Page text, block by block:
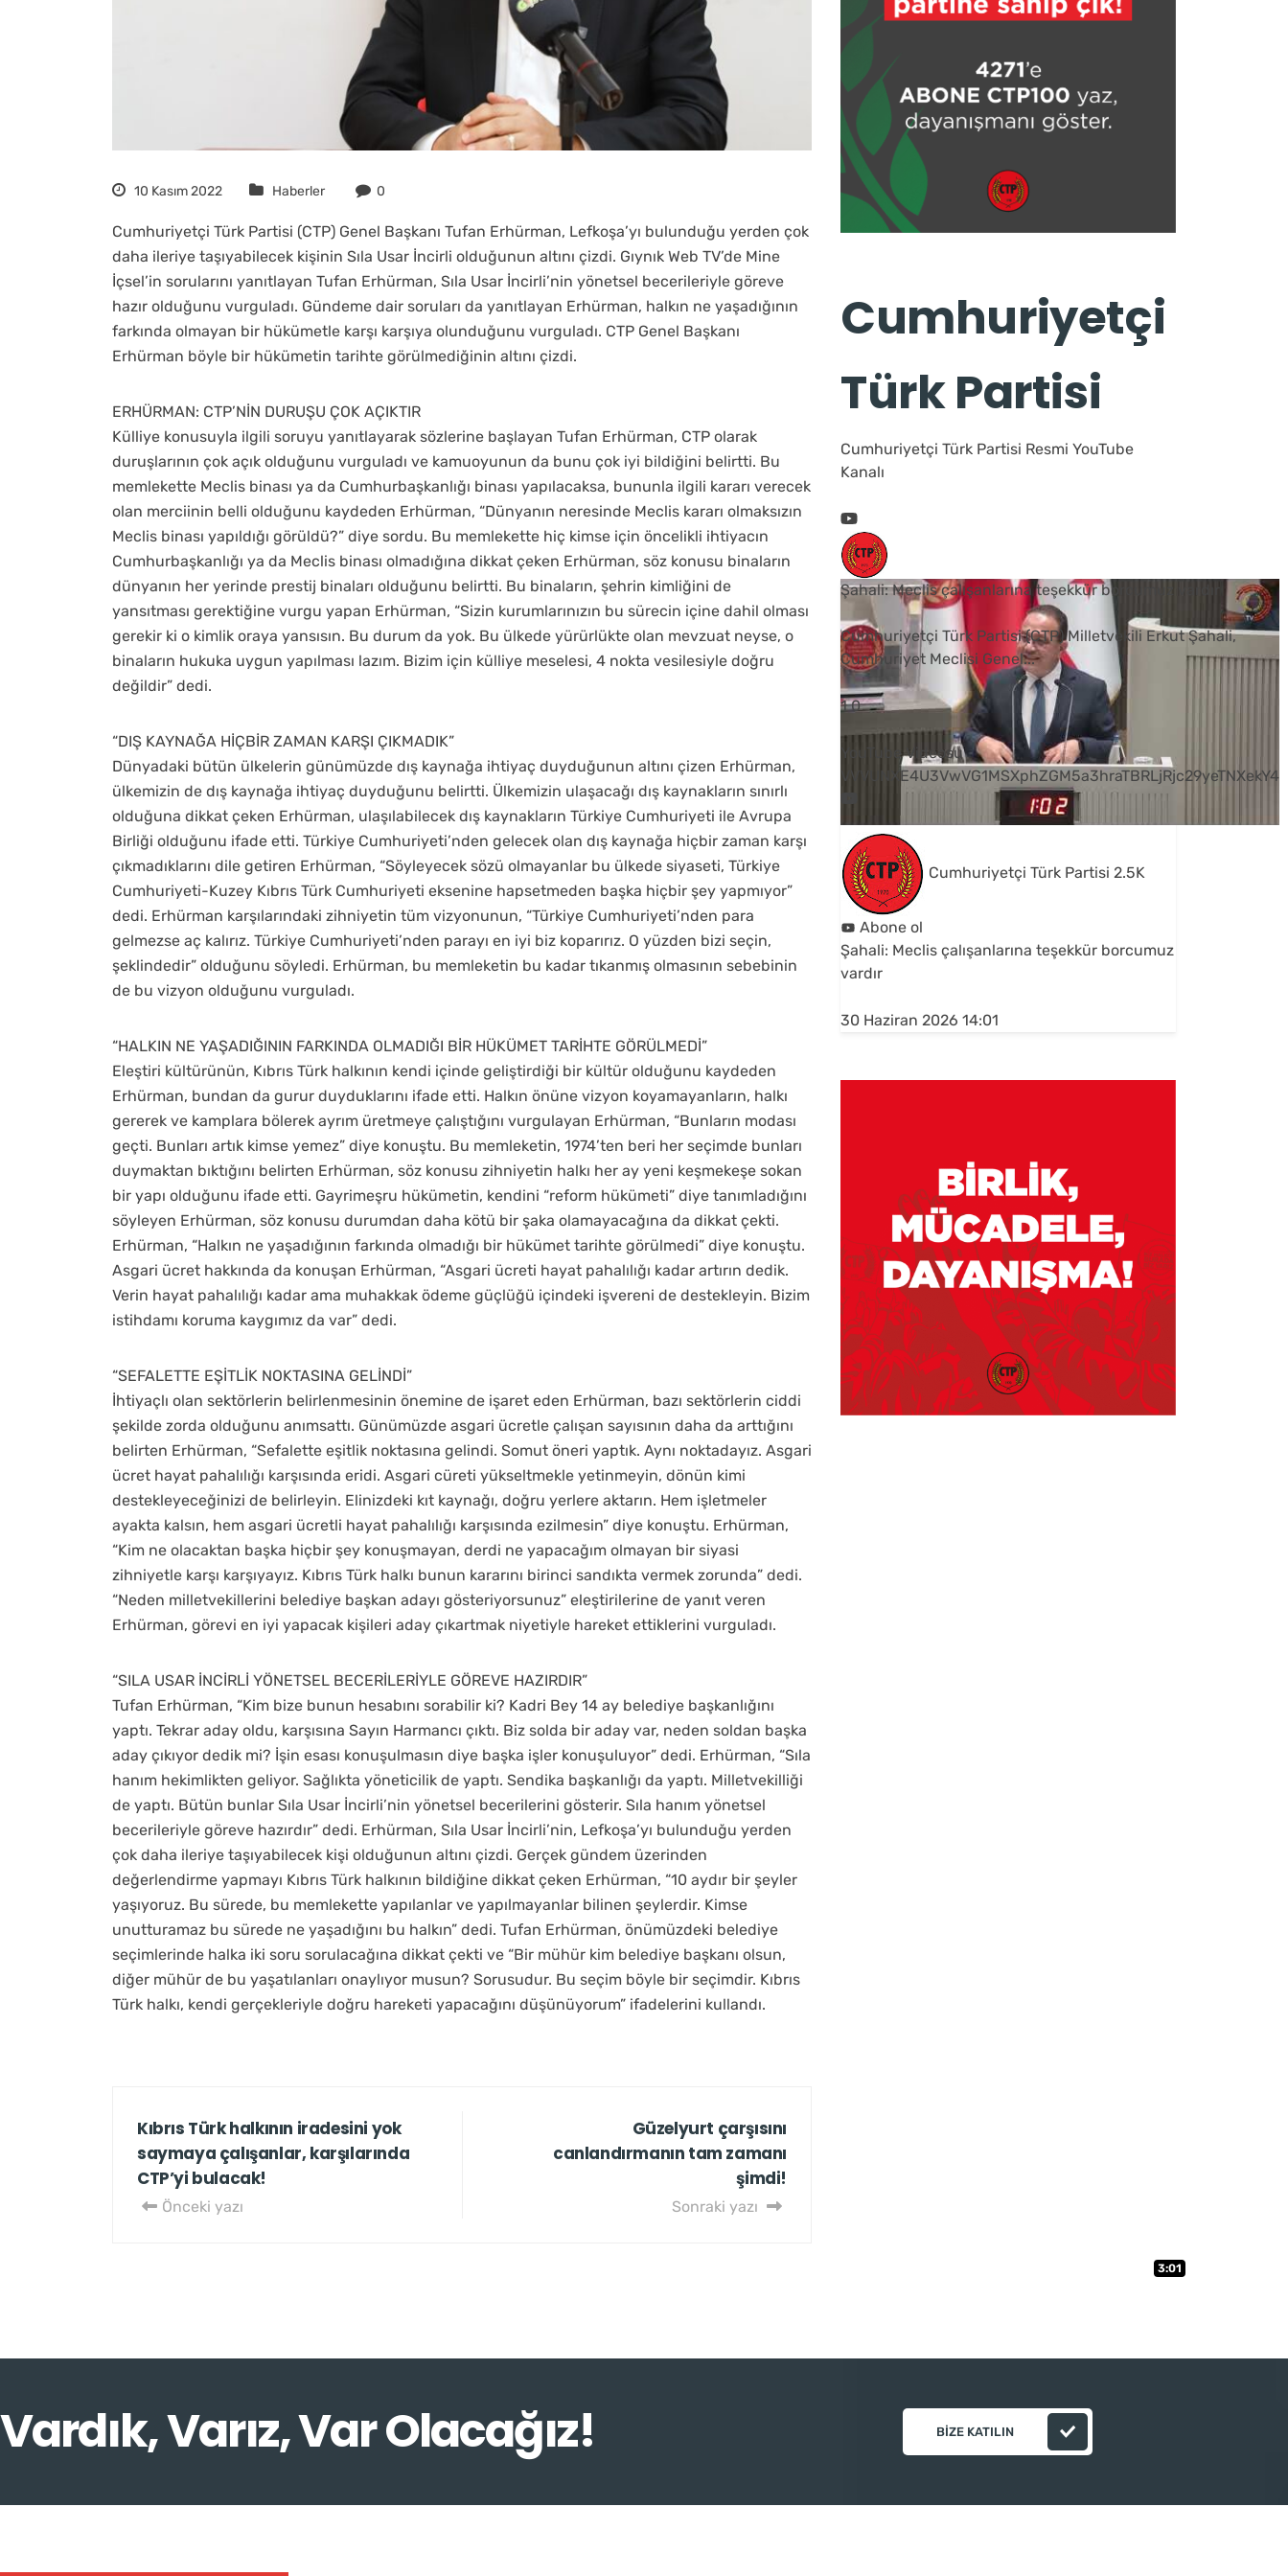
10 Kasım 2022 Haberler 0
Cumhuriyetçi Türk Partisi (CTP) Genel Başkanı Tufan Erhürman, Lefkoşa’yı bulunduğu yerden çok
daha ileriye taşıyabilecek kişinin Sıla Usar İncirli olduğunun altını çizdi. Gıynık Web TV’de Mine
İçsel’in sorularını yanıtlayan Tufan Erhürman, Sıla Usar İncirli’nin yönetsel becerileriyle göreve
hazır olduğunu vurguladı. Gündeme dair soruları da yanıtlayan Erhürman, halkın ne yaşadığının
farkında olmayan bir hükümetle karşı karşıya olunduğunu vurguladı. CTP Genel Başkanı
Erhürman böyle bir hükümetin tarihte görülmediğinin altını çizdi.
ERHÜRMAN: CTP’NİN DURUŞU ÇOK AÇIKTIR
Külliye konusuyla ilgili soruyu yanıtlayarak sözlerine başlayan Tufan Erhürman, CTP olarak
duruşlarının çok açık olduğunu vurguladı ve kamuoyunun da bunu çok iyi bildiğini belirtti. Bu
memlekette Meclis binası ya da Cumhurbaşkanlığı binası yapılacaksa, bununla ilgili kararı verecek
olan merciinin belli olduğunu kaydeden Erhürman, “Dünyanın neresinde Meclis kararı olmaksızın
Meclis binası yapıldığı görüldü?” diye sordu. Bu memlekette hiç kimse için öncelikli ihtiyacın
Cumhurbaşkanlığı ya da Meclis binası olmadığına dikkat çeken Erhürman, söz konusu binaların
dünyanın her yerinde prestij binaları olduğunu belirtti. Bu binaların, şehrin kimliğini de
yansıtması gerektiğine vurgu yapan Erhürman, “Sizin kurumlarınızın bu sürecin içine dahil olması
gerekir ki o kimlik oraya yansısın. Bu durum da yok. Bu ülkede yürürlükte olan mevzuat neyse, o
binaların hukuka uygun yapılması lazım. Bizim için külliye meselesi, 4 nokta vesilesiyle doğru
değildir” dedi.
“DIŞ KAYNAĞA HİÇBİR ZAMAN KARŞI ÇIKMADIK”
Dünyadaki bütün ülkelerin günümüzde dış kaynağa ihtiyaç duyduğunun altını çizen Erhürman,
ülkemizin de dış kaynağa ihtiyaç duyduğunu belirtti. Ülkemizin ulaşacağı dış kaynakların sınırlı
olduğuna dikkat çeken Erhürman, ulaşılabilecek dış kaynakların Türkiye Cumhuriyeti ile Avrupa
Birliği olduğunu ifade etti. Türkiye Cumhuriyeti’nden gelecek olan dış kaynağa hiçbir zaman karşı
çıkmadıklarını dile getiren Erhürman, “Söyleyecek sözü olmayanlar bu ülkede siyaseti, Türkiye
Cumhuriyeti-Kuzey Kıbrıs Türk Cumhuriyeti eksenine hapsetmeden başka hiçbir şey yapmıyor”
dedi. Erhürman karşılarındaki zihniyetin tüm vizyonunun, “Türkiye Cumhuriyeti’nden para
gelmezse aç kalırız. Türkiye Cumhuriyeti’nden parayı en iyi biz koparırız. O yüzden bizi seçin,
şeklindedir” olduğunu söyledi. Erhürman, bu memleketin bu kadar tıkanmış olmasının sebebinin
de bu vizyon olduğunu vurguladı.
“HALKIN NE YAŞADIĞININ FARKINDA OLMADIĞI BİR HÜKÜMET TARİHTE GÖRÜLMEDİ”
Eleştiri kültürünün, Kıbrıs Türk halkının kendi içinde geliştirdiği bir kültür olduğunu kaydeden
Erhürman, bundan da gurur duyduklarını ifade etti. Halkın önüne vizyon koyamayanların, halkı
gererek ve kamplara bölerek ayrım üretmeye çalıştığını vurgulayan Erhürman, “Bunların modası
geçti. Bunları artık kimse yemez” diye konuştu. Bu memleketin, 1974’ten beri her seçimde bunları
duymaktan bıktığını belirten Erhürman, söz konusu zihniyetin halkı her ay yeni keşmekeşe sokan
bir yapı olduğunu ifade etti. Gayrimeşru hükümetin, kendini “reform hükümeti” diye tanımladığını
söyleyen Erhürman, söz konusu durumdan daha kötü bir şaka olamayacağına da dikkat çekti.
Erhürman, “Halkın ne yaşadığının farkında olmadığı bir hükümet tarihte görülmedi” diye konuştu.
Asgari ücret hakkında da konuşan Erhürman, “Asgari ücreti hayat pahalılığı kadar artırın dedik.
Verin hayat pahalılığı kadar ama muhakkak ödeme güçlüğü içindeki işvereni de destekleyin. Bizim
istihdamı koruma kaygımız da var” dedi.
“SEFALETTE EŞİTLİK NOKTASINA GELİNDİ”
İhtiyaçlı olan sektörlerin belirlenmesinin önemine de işaret eden Erhürman, bazı sektörlerin ciddi
şekilde zorda olduğunu anımsattı. Günümüzde asgari ücretle çalışan sayısının daha da arttığını
belirten Erhürman, “Sefalette eşitlik noktasına gelindi. Somut öneri yaptık. Aynı noktadayız. Asgari
ücret hayat pahalılığı karşısında eridi. Asgari cüreti yükseltmekle yetinmeyin, dönün kimi
destekleyeceğinizi de belirleyin. Elinizdeki kıt kaynağı, doğru yerlere aktarın. Hem işletmeler
ayakta kalsın, hem asgari ücretli hayat pahalılığı karşısında ezilmesin” diye konuştu. Erhürman,
“Kim ne olacaktan başka hiçbir şey konuşmayan, derdi ne yapacağım olmayan bir siyasi
zihniyetle karşı karşıyayız. Kıbrıs Türk halkı bunun kararını birinci sandıkta vermek zorunda” dedi.
“Neden milletvekillerini belediye başkan adayı gösteriyorsunuz” eleştirilerine de yanıt veren
Erhürman, görevi en iyi yapacak kişileri aday çıkartmak niyetiyle hareket ettiklerini vurguladı.
“SILA USAR İNCİRLİ YÖNETSEL BECERİLERİYLE GÖREVE HAZIRDIR”
Tufan Erhürman, “Kim bize bunun hesabını sorabilir ki? Kadri Bey 14 ay belediye başkanlığını
yaptı. Tekrar aday oldu, karşısına Sayın Harmancı çıktı. Biz solda bir aday var, neden soldan başka
aday çıkıyor dedik mi? İşin esası konuşulmasın diye başka işler konuşuluyor” dedi. Erhürman, “Sıla
hanım hekimlikten geliyor. Sağlıkta yöneticilik de yaptı. Sendika başkanlığı da yaptı. Milletvekilliği
de yaptı. Bütün bunlar Sıla Usar İncirli’nin yönetsel becerilerini gösterir. Sıla hanım yönetsel
becerileriyle göreve hazırdır” dedi. Erhürman, Sıla Usar İncirli’nin, Lefkoşa’yı bulunduğu yerden
çok daha ileriye taşıyabilecek kişi olduğunun altını çizdi. Gerçek gündem üzerinden
değerlendirme yapmayı Kıbrıs Türk halkının bildiğine dikkat çeken Erhürman, “10 aydır bir şeyler
yaşıyoruz. Bu sürede, bu memlekette yapılanlar ve yapılmayanlar bilinen şeylerdir. Kimse
unutturamaz bu sürede ne yaşadığını bu halkın” dedi. Tufan Erhürman, önümüzdeki belediye
seçimlerinde halka iki soru sorulacağına dikkat çekti ve “Bir mühür kim belediye başkanı olsun,
diğer mühür de bu yaşatılanları onaylıyor musun? Sorusudur. Bu seçim böyle bir seçimdir. Kıbrıs
Türk halkı, kendi gerçekleriyle doğru hareketi yapacağını düşünüyorum” ifadelerini kullandı.
Kıbrıs Türk halkının iradesini yok
saymaya çalışanlar, karşılarında
CTP’yi bulacak!
Önceki yazı
Güzelyurt çarşısını
canlandırmanın tam zamanı
şimdi!
Sonraki yazı
Cumhuriyetçi
Türk Partisi
Cumhuriyetçi Türk Partisi Resmi YouTube
Kanalı
3:01
Şahali: Meclis çalışanlarına teşekkür borcumuz vardır
Cumhuriyetçi Türk Partisi (CTP) Milletvekili Erkut Şahali,
Cumhuriyet Meclisi Genel...
1 0
YouTube Videosu
VVVUNXE4U3VwVG1MSXphZGM5a3hraTBRLjRjc29yeTNXekY4
Cumhuriyetçi Türk Partisi 2.5K
Abone ol
Şahali: Meclis çalışanlarına teşekkür borcumuz
vardır
30 Haziran 2026 14:01
Vardık, Varız, Var Olacağız! BIZE KATILIN